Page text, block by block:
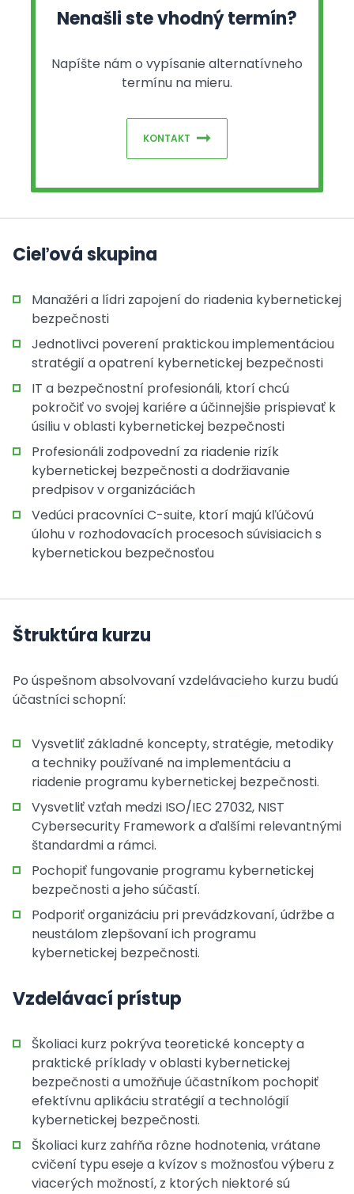
Nenašli ste vhodný termín?
Napíšte nám o vypísanie alternatívneho
termínu na mieru.
KONTAKT
Cieľová skupina
Manažéri a lídri zapojení do riadenia kybernetickej
bezpečnosti
Jednotlivci poverení praktickou implementáciou
stratégií a opatrení kybernetickej bezpečnosti
IT a bezpečnostní profesionáli, ktorí chcú
pokročiť vo svojej kariére a účinnejšie prispievať k
úsiliu v oblasti kybernetickej bezpečnosti
Profesionáli zodpovední za riadenie rizík
kybernetickej bezpečnosti a dodržiavanie
predpisov v organizáciách
Vedúci pracovníci C-suite, ktorí majú kľúčovú
úlohu v rozhodovacích procesoch súvisiacich s
kybernetickou bezpečnosťou
Štruktúra kurzu
Po úspešnom absolvovaní vzdelávacieho kurzu budú
účastníci schopní:
Vysvetliť základné koncepty, stratégie, metodiky
a techniky používané na implementáciu a
riadenie programu kybernetickej bezpečnosti.
Vysvetliť vzťah medzi ISO/IEC 27032, NIST
Cybersecurity Framework a ďalšími relevantnými
štandardmi a rámci.
Pochopiť fungovanie programu kybernetickej
bezpečnosti a jeho súčastí.
Podporiť organizáciu pri prevádzkovaní, údržbe a
neustálom zlepšovaní ich programu
kybernetickej bezpečnosti.
Vzdelávací prístup
Školiaci kurz pokrýva teoretické koncepty a
praktické príklady v oblasti kybernetickej
bezpečnosti a umožňuje účastníkom pochopiť
efektívnu aplikáciu stratégií a technológií
kybernetickej bezpečnosti.
Školiaci kurz zahŕňa rôzne hodnotenia, vrátane
cvičení typu eseje a kvízov s možnosťou výberu z
viacerých možností, z ktorých niektoré sú